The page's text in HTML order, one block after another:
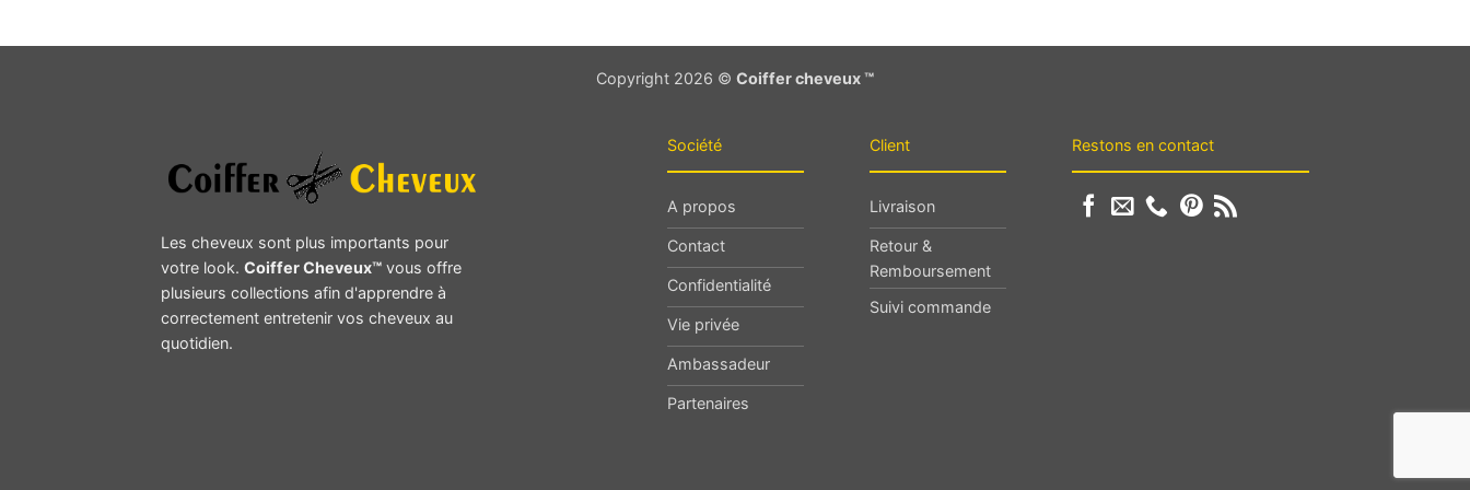
Copyright 2026 © Coiffer cheveux ™
Les cheveux sont plus importants pour
votre look. Coiffer Cheveux™ vous offre
plusieurs collections afin d'apprendre à
correctement entretenir vos cheveux au
quotidien.
Société
A propos
Contact
Confidentialité
Vie privée
Ambassadeur
Partenaires
Client
Livraison
Retour &
Remboursement
Suivi commande
Restons en contact